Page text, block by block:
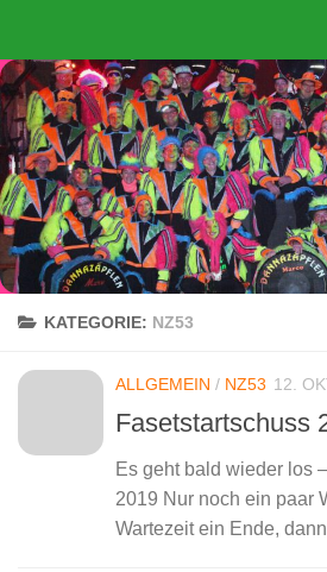
KATEGORIE: NZ53
ALLGEMEIN / NZ53 12.
Fasetstartschuss
Es geht bald wieder los
2019 Nur noch ein paar
Wartezeit ein Ende,